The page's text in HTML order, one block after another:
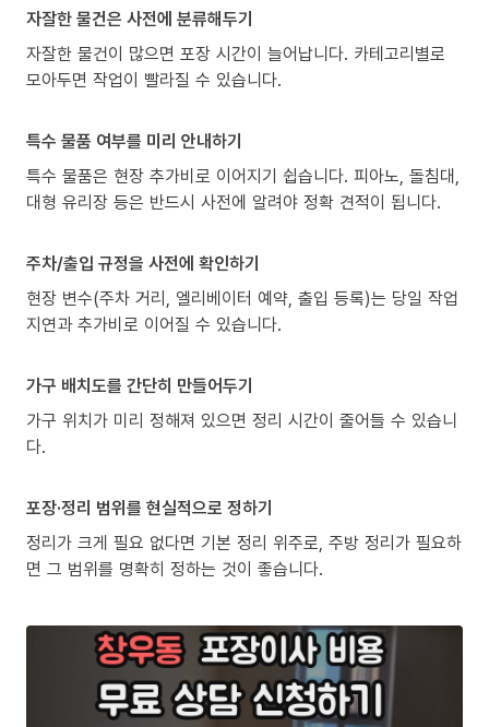
자잘한 물건은 사전에 분류해두기
자잘한 물건이 많으면 포장 시간이 늘어납니다. 카테고리별로
모아두면 작업이 빨라질 수 있습니다.
특수 물품 여부를 미리 안내하기
특수 물품은 현장 추가비로 이어지기 쉽습니다. 피아노, 돌침대,
대형 유리장 등은 반드시 사전에 알려야 정확 견적이 됩니다.
주차/출입 규정을 사전에 확인하기
현장 변수(주차 거리, 엘리베이터 예약, 출입 등록)는 당일 작업
지연과 추가비로 이어질 수 있습니다.
가구 배치도를 간단히 만들어두기
가구 위치가 미리 정해져 있으면 정리 시간이 줄어들 수 있습니
다.
포장·정리 범위를 현실적으로 정하기
정리가 크게 필요 없다면 기본 정리 위주로, 주방 정리가 필요하
면 그 범위를 명확히 정하는 것이 좋습니다.